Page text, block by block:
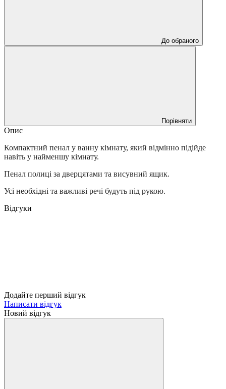
До обраного
Порівняти
Опис
Компактний пенал у ванну кімнату, який відмінно підійде
навіть у найменшу кімнату.
Пенал полиці за дверцятами та висувний ящик.
Усі необхідні та важливі речі будуть під рукою.
Відгуки
Додайте перший відгук
Написати відгук
Новий відгук